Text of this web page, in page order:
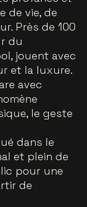
de vie, de
Près de 100
du
jouent avec
et la luxure.
avec
le geste
dans le
et plein de
pour une
de